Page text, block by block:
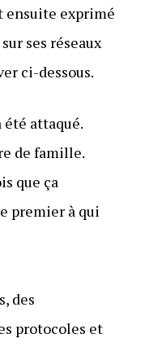
ensuite exprimé
ses réseaux
ci-dessous.
été attaqué.
de famille.
que ça
premier à qui
des
protocoles et